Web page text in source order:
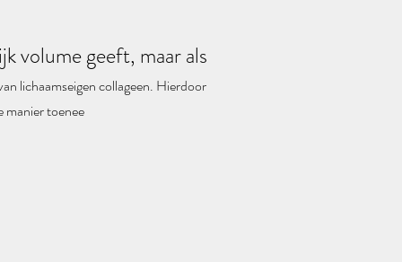
volume geeft, maar als
lichaamseigen collageen. Hierdoor
manier toenee